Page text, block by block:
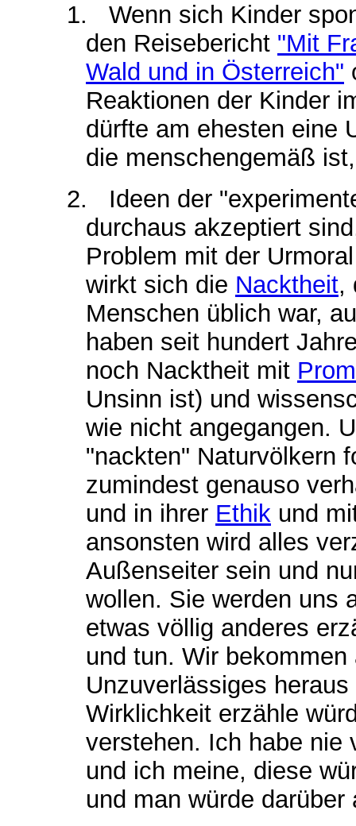
1. Wenn sich Kinder
den Reisebericht "Mit
Wald und in Österreich"
Reaktionen der Kinder
dürfte am ehesten eine
die menschengemäß
2.
Ideen der
durchaus akzeptiert
Problem mit der
wirkt sich die Nacktheit,
Menschen üblich war,
haben seit hundert
noch Nacktheit mit
Unsinn ist) und
wie nicht angegangen.
"nackten" Naturvölkern
zumindest genauso
und in ihrer Ethik und
ansonsten wird alles
Außenseiter sein und
wollen. Sie werden uns
etwas völlig anderes
und tun. Wir
Unzuverlässiges
Wirklichkeit erzähle
verstehen. Ich habe nie
und ich meine, diese
und man würde